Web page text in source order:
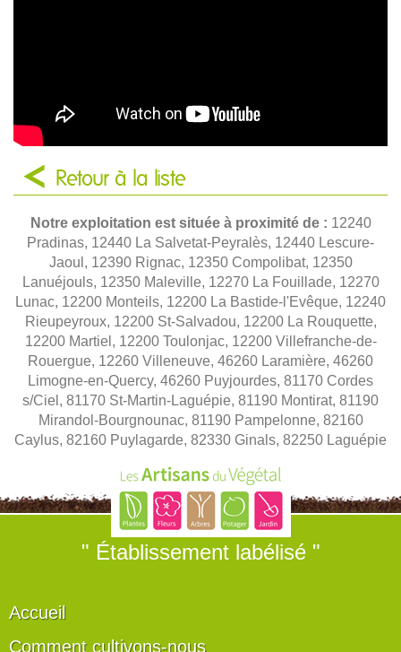
Retour à la liste
Notre exploitation est située à proximité de : 12240
Pradinas, 12440 La Salvetat-Peyralès, 12440 Lescure-
Jaoul, 12390 Rignac, 12350 Compolibat, 12350
Lanuéjouls, 12350 Maleville, 12270 La Fouillade, 12270
Lunac, 12200 Monteils, 12200 La Bastide-l'Evêque, 12240
Rieupeyroux, 12200 St-Salvadou, 12200 La Rouquette,
12200 Martiel, 12200 Toulonjac, 12200 Villefranche-de-
Rouergue, 12260 Villeneuve, 46260 Laramière, 46260
Limogne-en-Quercy, 46260 Puyjourdes, 81170 Cordes
s/Ciel, 81170 St-Martin-Laguépie, 81190 Montirat, 81190
Mirandol-Bourgnounac, 81190 Pampelonne, 82160
Caylus, 82160 Puylagarde, 82330 Ginals, 82250 Laguépie
" Établissement labélisé "
Accueil
Comment cultivons-nous